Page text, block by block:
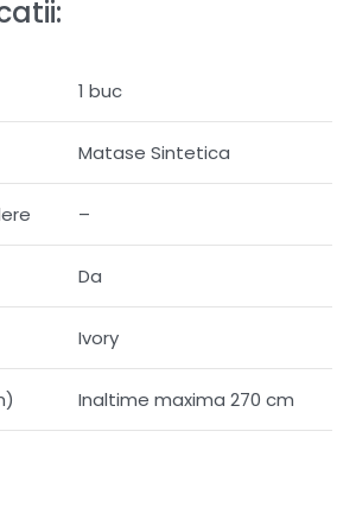
1 buc
Matase Sintetica
–
Da
Ivory
Inaltime maxima 270 cm